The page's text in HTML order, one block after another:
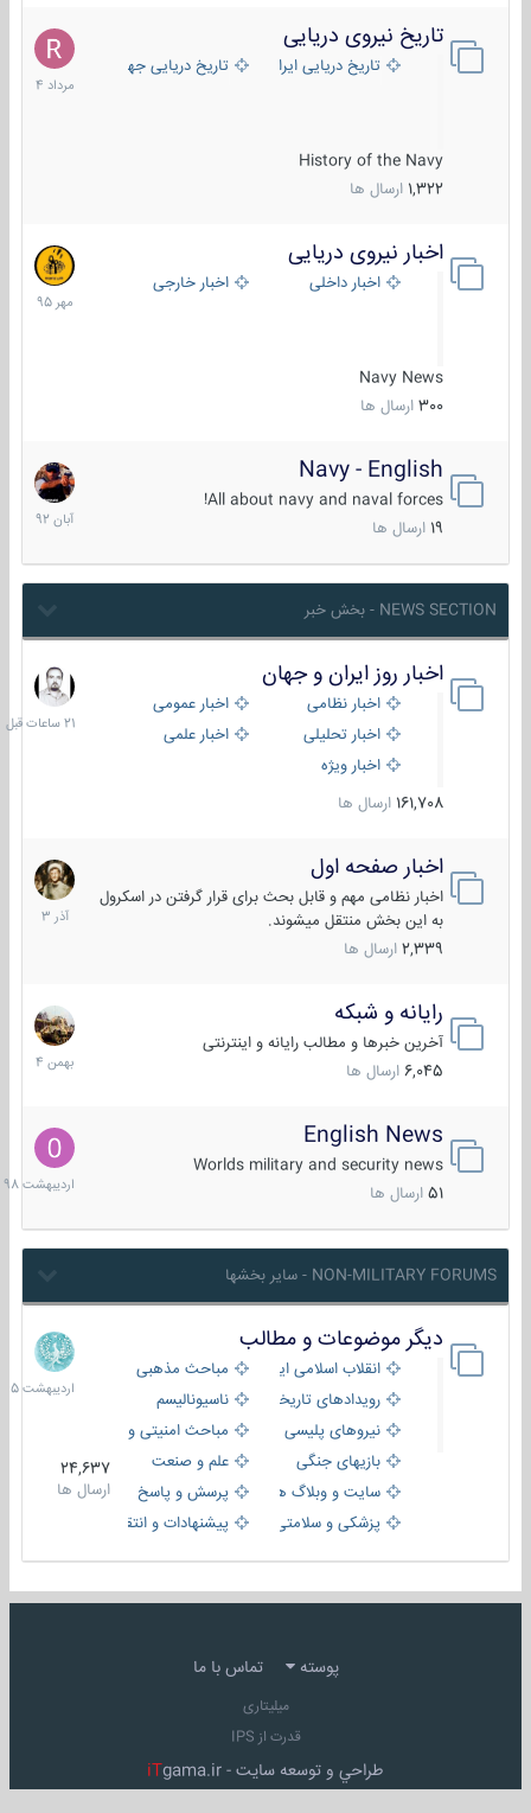
تاریخ نیروی دریایی
تاریخ دریایی ایران تاریخ دریایی جهان
History of the Navy
1,322 ارسال ها
16
مرداد
1404
اخبار نیروی دریایی
اخبار داخلی اخبار خارجی
Navy News
300 ارسال ها
27
مهر
1395
Navy - English
All about navy and naval forces!
ارسال ها
22
آبان
1392
NEWS SECTION - بخش خبر
اخبار روز ایران و جهان
اخبار نظامی
اخبار عمومی
اخبار تحلیلی
اخبار علمی
اخبار ویژه
161,708 ارسال ها
21
ساعات
قبل
اخبار صفحه اول
اخبار نظامی مهم و قابل بحث برای قرار گرفتن در اسکرول
به این بخش منتقل میشوند.
2,339 ارسال ها
7
آذر
1403
رایانه و شبکه
آخرین خبرها و مطالب رایانه و اینترنتی
6,045 ارسال ها
30
بهمن
1404
English News
Worlds military and security news
51 ارسال ها
10
1398
NON-MILITARY FORUMS - سایر بخشها
دیگر موضوعات و مطالب
انقلاب اسلامی ایران
مباحث مذهبی
رویدادهای تاریخی و مذهبیناسیونالیسم
نیروهای پلیسی
مباحث امنیتی و اطلاعاتی
بازیهای جنگی
علم و صنعت
سایت و وبلاگ ها
پرسش و پاسخ
پزشکی و سلامتی
پیشنهادات و انتقادات
24,637
ارسال ها
8
1405
پوسته تماس با ما
میلیتاری
قدرت از IPS
طراحي و توسعه سايت - iTgama.ir